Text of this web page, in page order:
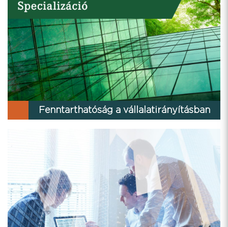
Fenntarthatóság a vállalatirányításban